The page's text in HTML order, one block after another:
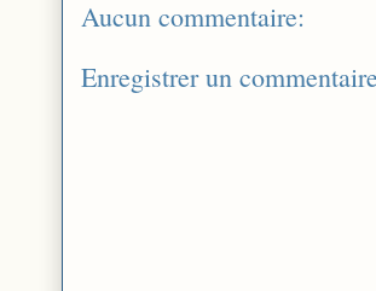
Aucun commentaire:
Enregistrer un